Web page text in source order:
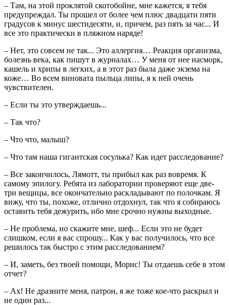
– Там, на этой проклятой скотобойне, мне кажется, я тебя
предупреждал. Ты прошел от более чем плюс двадцати пяти
градусов к минус шестидесяти, и, причем, раз пять за час... И
все это практически в пляжном наряде!
– Нет, это совсем не так... Это аллергия… Реакция организма,
болезнь века, как пишут в журналах… У меня от нее насморк,
кашель и хрипы в легких, а в этот раз была даже экзема на
коже… Во всем виновата пыльца липы, я к ней очень
чувствителен.
– Если ты это утверждаешь...
– Так что?
– Что что, малыш?
– Что там наша гигантская сосулька? Как идет расследование?
– Все закончилось, Лямотт, ты прибыл как раз вовремя. К
самому эпилогу. Ребята из лаборатории проверяют еще две-
три вещицы, все окончательно раскладывают по полочкам. Я
вижу, что ты, похоже, отлично отдохнул, так что я собираюсь
оставить тебя дежурить, ибо мне срочно нужны выходные.
– Не проблема, но скажите мне, шеф... Если это не будет
слишком, если я вас спрошу... Как у вас получилось, что все
решилось так быстро с этим расследованием?
– И, заметь, без твоей помощи, Морис! Ты отдаешь себе в этом
отчет?
– Ах! Не дразните меня, патрон, я же тоже кое-что раскрыл и
не один раз...